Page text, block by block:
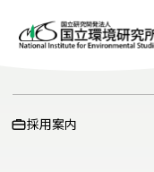
採用案内